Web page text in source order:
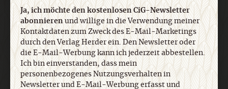
die E-Mail-Werbung kann ich jederzeit abbestellen.
Ich bin einverstanden, dass mein
personenbezogenes Nutzungsverhalten in
Newsletter und E-Mail-Werbung erfasst und
ausgewertet wird, um die Inhalte besser auf meine
Interessen auszurichten. Über einen Link in
Newsletter oder E-Mail kann ich diese Funktion
jederzeit ausschalten. Weiterführende
Ja, ich möchte den kostenlosen CiG-Newsletter
abonnierenund willige in die Verwendung meiner
Kontaktdaten zum Zweck des E-Mail-Marketings
durch den Verlag Herder ein. Den Newsletter oder
die E-Mail-Werbung kann ich jederzeit abbestellen.
Ich bin einverstanden, dass mein
personenbezogenes Nutzungsverhalten in
Newsletter und E-Mail-Werbung erfasst und